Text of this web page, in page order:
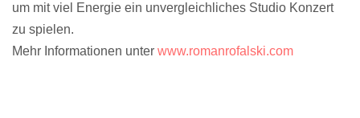
um mit viel Energie ein unvergleichliches Studio Konzert
zu spielen.
Mehr Informationen unter www.romanrofalski.com